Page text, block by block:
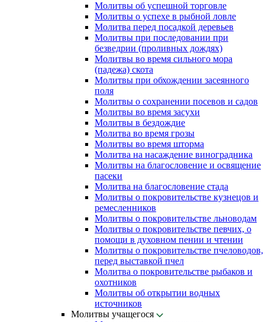
Молитвы об успешной торговле
Молитвы о успехе в рыбной ловле
Молитва перед посадкой деревьев
Молитвы при последовании при
безведрии (проливных дождях)
Молитвы во время сильного мора
(падежа) скота
Молитвы при обхождении засеянного
поля
Молитвы о сохранении посевов и садов
Молитвы во время засухи
Молитвы в бездождие
Молитва во время грозы
Молитвы во время шторма
Молитва на насаждение виноградника
Молитвы на благословение и освящение
пасеки
Молитва на благословение стада
Молитвы о покровительстве кузнецов и
ремесленников
Молитвы о покровительстве льноводам
Молитвы о покровительстве певчих, о
помощи в духовном пении и чтении
Молитвы о покровительстве пчеловодов,
перед выставкой пчел
Молитва о покровительстве рыбаков и
охотников
Молитвы об открытии водных
источников
Молитвы учащегося